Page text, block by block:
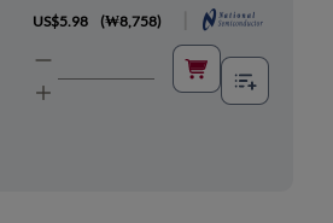
US$5.98 (₩8,758)